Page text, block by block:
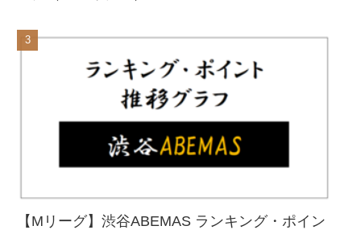
【Mリーグ】渋谷ABEMAS ランキング・ポイン